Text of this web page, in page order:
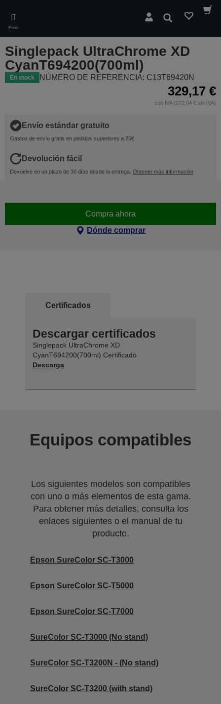
main
content
Menú
Buscar
Singlepack UltraChrome XD
CyanT694200(700ml)
En stock NÚMERO DE REFERENCIA: C13T69420N
329,17 €
con IVA (272,04 € sin IVA)
Envío estándar gratuito
Gastos de envío gratis en pedidos superiores a 25€
Devolución fácil
Devuelve en un plazo de 30 días desde la entrega. Obtener más información
Compra ahora
Dónde comprar
Certificados
Descargar certificados
Singlepack UltraChrome XD
CyanT694200(700ml) Certificado
Descarga
Equipos compatibles
Los siguientes modelos son compatibles
con uno o más elementos de esta gama.
Para obtener más detalles, consulta los
enlaces siguientes o el manual de tu
producto.
Epson SureColor SC-T3000
Epson SureColor SC-T5000
Epson SureColor SC-T7000
SureColor SC-T3000 (No stand)
SureColor SC-T3200N - (No stand)
SureColor SC-T3200 (with stand)